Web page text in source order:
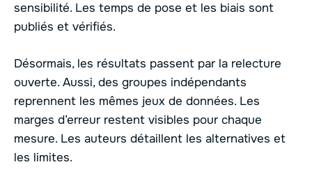
sensibilité. Les temps de pose et les biais sont
publiés et vérifiés.
Désormais, les résultats passent par la relecture
ouverte. Aussi, des groupes indépendants
reprennent les mêmes jeux de données. Les
marges d’erreur restent visibles pour chaque
mesure. Les auteurs détaillent les alternatives et
les limites.